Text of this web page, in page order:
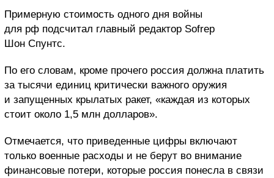
Примерную стоимость одного дня войны
для рф подсчитал главный редактор Sofrep
Шон Спунтс.
По его словам, кроме прочего россия должна платить
за тысячи единиц критически важного оружия
и запущенных крылатых ракет, «каждая из которых
стоит около 1,5 млн долларов».
Отмечается, что приведенные цифры включают
только военные расходы и не берут во внимание
финансовые потери, которые россия понесла в связи